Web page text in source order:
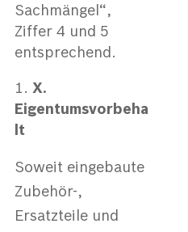
Sachmängel“,
Ziffer 4 und 5
entsprechend.
X.
Eigentumsvorbeha
lt
Soweit eingebaute
Zubehör-,
Ersatzteile und